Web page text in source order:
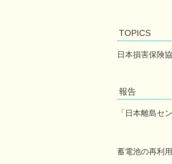
TOPICS
日本損害保険
報告
「日本離島セ
蓄電池の再利